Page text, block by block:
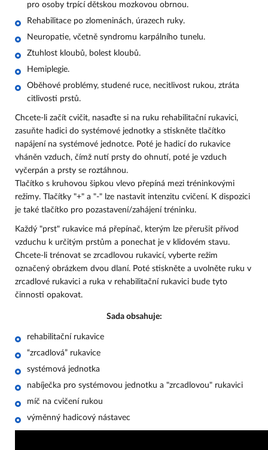
pro osoby trpící dětskou mozkovou obrnou.
Rehabilitace po zlomeninách, úrazech ruky.
Neuropatie, včetně syndromu karpálního tunelu.
Ztuhlost kloubů, bolest kloubů.
Hemiplegie.
Oběhové problémy, studené ruce, necitlivost rukou, ztráta
citlivosti prstů.
Chcete-li začít cvičit, nasaďte si na ruku rehabilitační rukavici,
zasuňte hadici do systémové jednotky a stiskněte tlačítko
napájení na systémové jednotce. Poté je hadicí do rukavice
vháněn vzduch, čímž nutí prsty do ohnutí, poté je vzduch
vyčerpán a prsty se roztáhnou.
Tlačítko s kruhovou šipkou vlevo přepíná mezi tréninkovými
režimy. Tlačítky "+" a "-" lze nastavit intenzitu cvičení. K dispozici
je také tlačítko pro pozastavení/zahájení tréninku.
Každý "prst" rukavice má přepínač, kterým lze přerušit přívod
vzduchu k určitým prstům a ponechat je v klidovém stavu.
Chcete-li trénovat se zrcadlovou rukavicí, vyberte režim
označený obrázkem dvou dlaní. Poté stiskněte a uvolněte ruku v
zrcadlové rukavici a ruka v rehabilitační rukavici bude tyto
činnosti opakovat.
Sada obsahuje:
rehabilitační rukavice
“zrcadlová” rukavice
systémová jednotka
nabíječka pro systémovou jednotku a "zrcadlovou" rukavici
míč na cvičení rukou
výměnný hadicový nástavec